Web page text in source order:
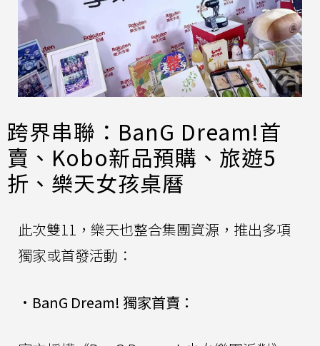
跨界串聯：BanG Dream!首
賣、Kobo新品預購、旅遊5
折、樂天女孩桌曆
此次雙11，樂天也整合集團資源，推出多項
獨家或首發活動：
• BanG Dream! 獨家首賣：